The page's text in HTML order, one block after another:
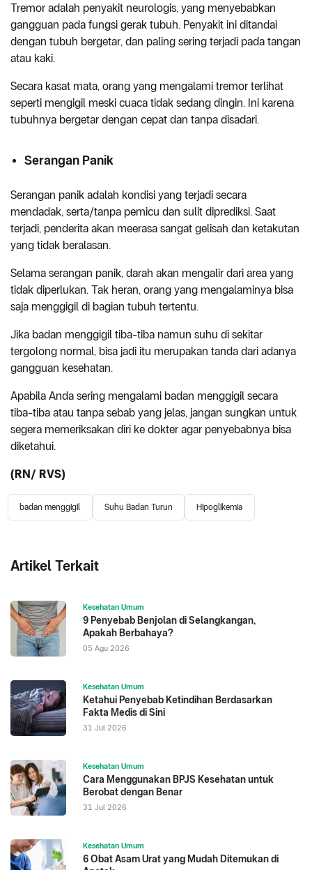
Tremor adalah penyakit neurologis, yang menyebabkan
gangguan pada fungsi gerak tubuh. Penyakit ini ditandai
dengan tubuh bergetar, dan paling sering terjadi pada tangan
atau kaki.
Secara kasat mata, orang yang mengalami tremor terlihat
seperti mengigil meski cuaca tidak sedang dingin. Ini karena
tubuhnya bergetar dengan cepat dan tanpa disadari.
Serangan Panik
Serangan panik adalah kondisi yang terjadi secara
mendadak, serta/tanpa pemicu dan sulit diprediksi. Saat
terjadi, penderita akan meerasa sangat gelisah dan ketakutan
yang tidak beralasan.
Selama serangan panik, darah akan mengalir dari area yang
tidak diperlukan. Tak heran, orang yang mengalaminya bisa
saja menggigil di bagian tubuh tertentu.
Jika badan menggigil tiba-tiba namun suhu di sekitar
tergolong normal, bisa jadi itu merupakan tanda dari adanya
gangguan kesehatan.
Apabila Anda sering mengalami badan menggigil secara
tiba-tiba atau tanpa sebab yang jelas, jangan sungkan untuk
segera memeriksakan diri ke dokter agar penyebabnya bisa
diketahui.
(RN/ RVS)
badan menggigil Suhu Badan Turun Hipoglikemia
Artikel Terkait
Kesehatan Umum
9 Penyebab Benjolan di Selangkangan,
Apakah Berbahaya?
05 Agu 2026
Kesehatan Umum
Ketahui Penyebab Ketindihan Berdasarkan
Fakta Medis di Sini
31 Jul 2026
Kesehatan Umum
Cara Menggunakan BPJS Kesehatan untuk
Berobat dengan Benar
31 Jul 2026
Kesehatan Umum
6 Obat Asam Urat yang Mudah Ditemukan di